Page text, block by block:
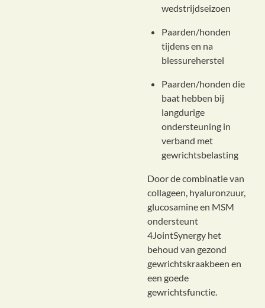
wedstrijdseizoen
Paarden/honden
tijdens en na
blessureherstel
Paarden/honden die
baat hebben bij
langdurige
ondersteuning in
verband met
gewrichtsbelasting
Door de combinatie van
collageen, hyaluronzuur,
glucosamine en MSM
ondersteunt
4JointSynergy het
behoud van gezond
gewrichtskraakbeen en
een goede
gewrichtsfunctie.